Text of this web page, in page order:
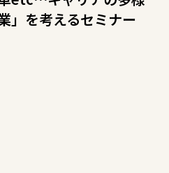
」を考えるセミナー